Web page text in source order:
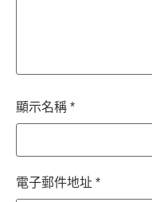
顯示名稱 *
電子郵件地址 *